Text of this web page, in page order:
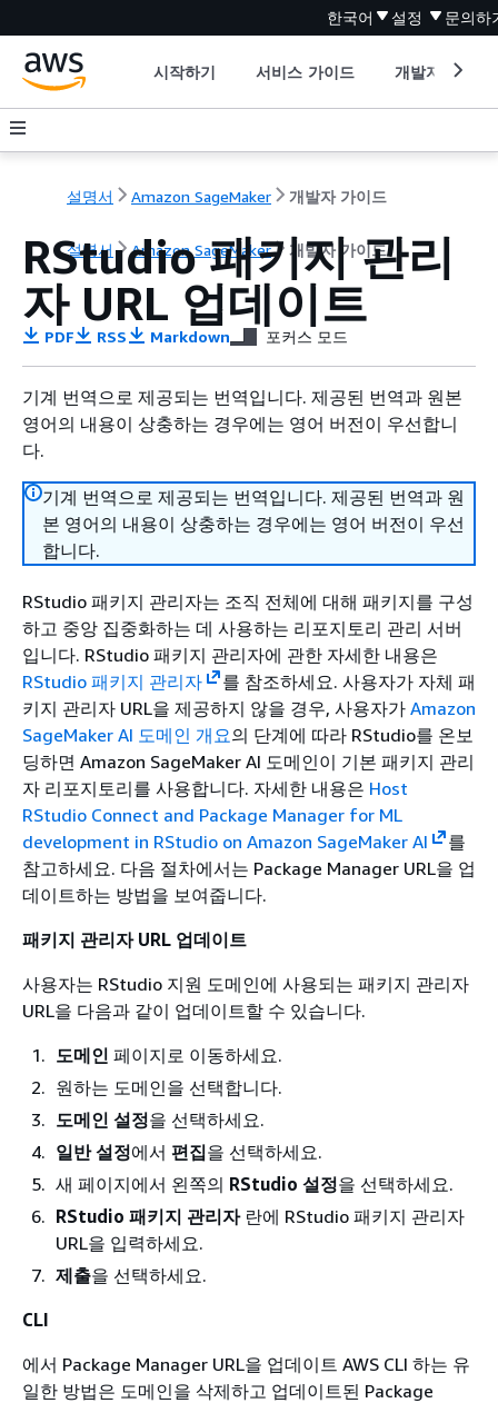
한국어 설정 문의하
시작하기 서비스 가이드 개발자 도구
설명서 Amazon SageMaker 개발자 가이드
설명서 Amazon SageMaker 개발자 가이드
RStudio 패키지 관리
자 URL 업데이트
PDF RSS Markdown 포커스 모드
기계 번역으로 제공되는 번역입니다. 제공된 번역과 원본
영어의 내용이 상충하는 경우에는 영어 버전이 우선합니
다.
기계 번역으로 제공되는 번역입니다. 제공된 번역과 원
본 영어의 내용이 상충하는 경우에는 영어 버전이 우선
합니다.
RStudio 패키지 관리자는 조직 전체에 대해 패키지를 구성
하고 중앙 집중화하는 데 사용하는 리포지토리 관리 서버
입니다. RStudio 패키지 관리자에 관한 자세한 내용은
RStudio 패키지 관리자
를 참조하세요. 사용자가 자체 패
키지 관리자 URL을 제공하지 않을 경우, 사용자가 Amazon
SageMaker AI 도메인 개요의 단계에 따라 RStudio를 온보
딩하면 Amazon SageMaker AI 도메인이 기본 패키지 관리
자 리포지토리를 사용합니다. 자세한 내용은 Host
RStudio Connect and Package Manager for ML
development in RStudio on Amazon SageMaker AI
를
참고하세요. 다음 절차에서는 Package Manager URL을 업
데이트하는 방법을 보여줍니다.
패키지 관리자 URL 업데이트
사용자는 RStudio 지원 도메인에 사용되는 패키지 관리자
URL을 다음과 같이 업데이트할 수 있습니다.
도메인 페이지로 이동하세요.
원하는 도메인을 선택합니다.
도메인 설정을 선택하세요.
일반 설정에서 편집을 선택하세요.
새 페이지에서 왼쪽의 RStudio 설정을 선택하세요.
RStudio 패키지 관리자란에 RStudio 패키지 관리자
URL을 입력하세요.
제출을 선택하세요.
CLI
에서 Package Manager URL을 업데이트 AWS CLI 하는 유
일한 방법은 도메인을 삭제하고 업데이트된 Package